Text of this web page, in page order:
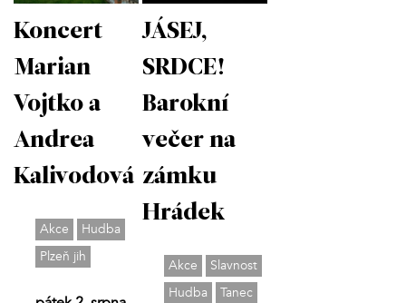
Koncert
Marian
Vojtko a
Andrea
Kalivodová
Akce
Hudba
Plzeň jih
JÁSEJ,
SRDCE!
Barokní
večer na
zámku
Hrádek
Akce
Slavnost
Hudba
Tanec